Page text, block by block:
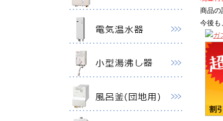
商品の
今後も